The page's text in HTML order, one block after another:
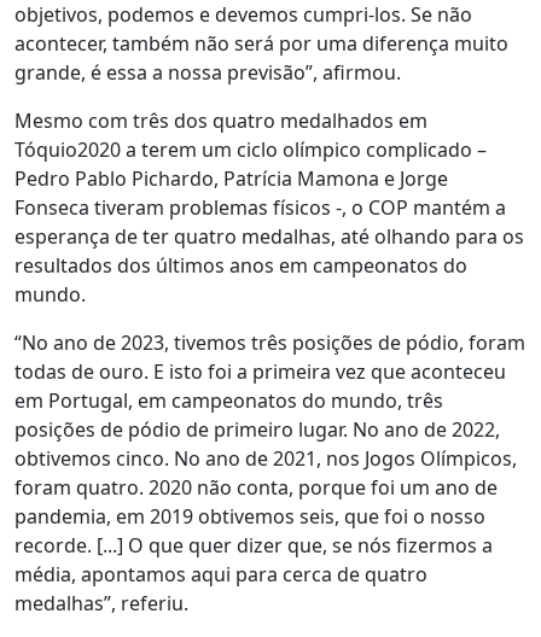
objetivos, podemos e devemos cumpri-los. Se não
acontecer, também não será por uma diferença muito
grande, é essa a nossa previsão”, afirmou.
Mesmo com três dos quatro medalhados em
Tóquio2020 a terem um ciclo olímpico complicado –
Pedro Pablo Pichardo, Patrícia Mamona e Jorge
Fonseca tiveram problemas físicos -, o COP mantém a
esperança de ter quatro medalhas, até olhando para os
resultados dos últimos anos em campeonatos do
mundo.
“No ano de 2023, tivemos três posições de pódio, foram
todas de ouro. E isto foi a primeira vez que aconteceu
em Portugal, em campeonatos do mundo, três
posições de pódio de primeiro lugar. No ano de 2022,
obtivemos cinco. No ano de 2021, nos Jogos Olímpicos,
foram quatro. 2020 não conta, porque foi um ano de
pandemia, em 2019 obtivemos seis, que foi o nosso
recorde. [...] O que quer dizer que, se nós fizermos a
média, apontamos aqui para cerca de quatro
medalhas”, referiu.